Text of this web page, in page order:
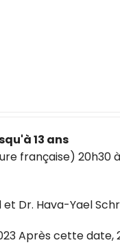
13 ans
française) 20h30
Dr. Hava-Yael
Après cette date,